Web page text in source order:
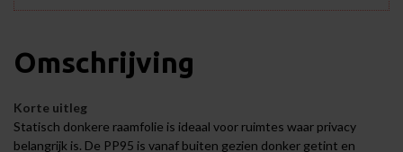
Omschrijving
Korte uitleg
Statisch donkere raamfolie is ideaal voor ruimtes waar privacy
belangrijk is. De PP95 is vanaf buiten gezien donker getint en